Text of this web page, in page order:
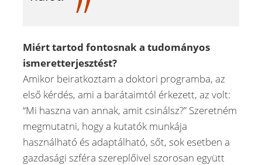
Miért tartod fontosnak a tudományos
ismeretterjesztést?
Amikor beiratkoztam a doktori programba, az
első kérdés, ami a barátaimtól érkezett, az volt:
“Mi haszna van annak, amit csinálsz?” Szeretném
megmutatni, hogy a kutatók munkája
használható és adaptálható, sőt, sok esetben a
gazdasági szféra szereplőivel szorosan együtt